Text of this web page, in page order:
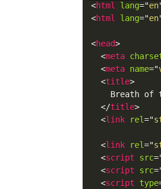
<html lang="en
<html lang="en
<head>
<meta
<meta name="
<title>
Breath of
</title>
<link rel="
<link rel="
<script src=
<script src=
<script type